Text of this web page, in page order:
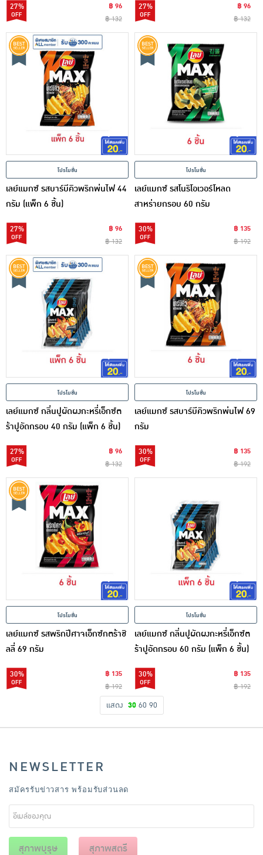
27%
฿ 96
฿ 132
27%
฿ 96
฿ 132
โปรโมชั่น
เลย์แมกซ์ รสบาร์บีคิวพริกพ่นไฟ 44
กรัม (แพ็ก 6 ชิ้น)
27%
฿ 96
฿ 132
โปรโมชั่น
เลย์แมกซ์ รสโนริโอเวอร์โหลด
สาหร่ายกรอบ 60 กรัม
30%
฿ 135
฿ 192
โปรโมชั่น
เลย์แมกซ์ กลิ่นปูผัดผงกะหรี่เอ็กซ์ต
ร้าปูอัดกรอบ 40 กรัม (แพ็ก 6 ชิ้น)
27%
฿ 96
฿ 132
โปรโมชั่น
เลย์แมกซ์ รสบาร์บีคิวพริกพ่นไฟ 69
กรัม
30%
฿ 135
฿ 192
โปรโมชั่น
เลย์แมกซ์ รสพริกปีศาจเอ็กซ์กตร้าชิ
ลลี่ 69 กรัม
30%
฿ 135
฿ 192
โปรโมชั่น
เลย์แมกซ์ กลิ่นปูผัดผงกะหรี่เอ็กซ์ต
ร้าปูอัดกรอบ 60 กรัม (แพ็ก 6 ชิ้น)
30%
฿ 135
฿ 192
แสดง 30 60 90
NEWSLETTER
สมัครรับข่าวสาร พร้อมรับส่วนลด
สุภาพบุรุษ สุภาพสตรี